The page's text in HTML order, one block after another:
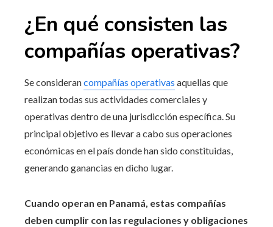
¿En qué consisten las
compañías operativas?
Se considerancompañías operativas aquellas que
realizan todas sus actividades comerciales y
operativas dentro de una jurisdicción específica. Su
principal objetivo es llevar a cabo sus operaciones
económicas en el país donde han sido constituidas,
generando ganancias en dicho lugar.
Cuando operan en Panamá, estas compañías
deben cumplir con las regulaciones y obligaciones